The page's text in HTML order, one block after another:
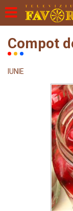
Compot
IUNIE